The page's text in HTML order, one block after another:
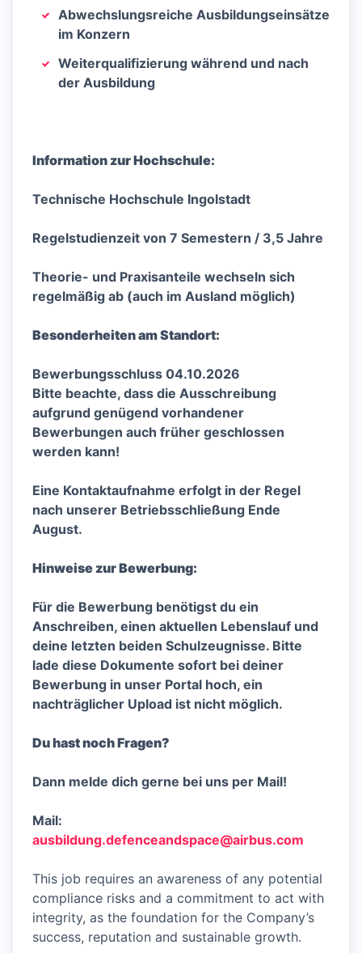
Abwechslungsreiche Ausbildungseinsätze
im Konzern
Weiterqualifizierung während und nach
der Ausbildung
Information zur Hochschule:
Technische Hochschule Ingolstadt
Regelstudienzeit von 7 Semestern / 3,5 Jahre
Theorie- und Praxisanteile wechseln sich
regelmäßig ab (auch im Ausland möglich)
Besonderheiten am Standort:
Bewerbungsschluss 04.10.2026
Bitte beachte, dass die Ausschreibung
aufgrund genügend vorhandener
Bewerbungen auch früher geschlossen
werden kann!
Eine Kontaktaufnahme erfolgt in der Regel
nach unserer Betriebsschließung Ende
August.
Hinweise zur Bewerbung:
Für die Bewerbung benötigst du ein
Anschreiben, einen aktuellen Lebenslauf und
deine letzten beiden Schulzeugnisse. Bitte
lade diese Dokumente sofort bei deiner
Bewerbung in unser Portal hoch, ein
nachträglicher Upload ist nicht möglich.
Du hast noch Fragen?
Dann melde dich gerne bei uns per Mail!
Mail:
ausbildung.defenceandspace@airbus.com
This job requires an awareness of any potential
compliance risks and a commitment to act with
integrity, as the foundation for the Company’s
success, reputation and sustainable growth.